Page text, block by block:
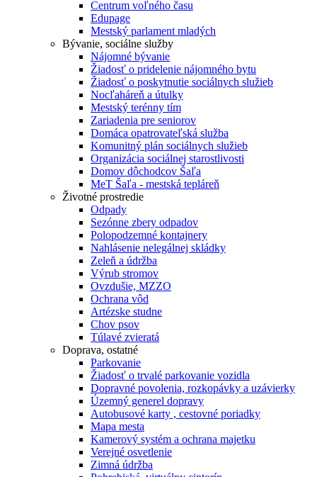
Centrum voľného času
Edupage
Mestský parlament mladých
Bývanie, sociálne služby
Nájomné bývanie
Žiadosť o pridelenie nájomného bytu
Žiadosť o poskytnutie sociálnych služieb
Nocľaháreň a útulky
Mestský terénny tím
Zariadenia pre seniorov
Domáca opatrovateľská služba
Komunitný plán sociálnych služieb
Organizácia sociálnej starostlivosti
Domov dôchodcov Šaľa
MeT Šaľa - mestská tepláreň
Životné prostredie
Odpady
Sezónne zbery odpadov
Polopodzemné kontajnery
Nahlásenie nelegálnej skládky
Zeleň a údržba
Výrub stromov
Ovzdušie, MZZO
Ochrana vôd
Artézske studne
Chov psov
Túlavé zvieratá
Doprava, ostatné
Parkovanie
Žiadosť o trvalé parkovanie vozidla
Dopravné povolenia, rozkopávky a uzávierky
Územný generel dopravy
Autobusové karty , cestovné poriadky
Mapa mesta
Kamerový systém a ochrana majetku
Verejné osvetlenie
Zimná údržba